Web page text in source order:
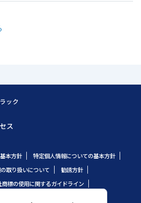
ック
ス
本方針
特定個人情報についての基本方針
取り扱いについて
勧誘方針
商標の使用に関するガイドライン